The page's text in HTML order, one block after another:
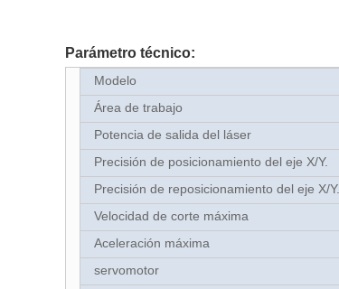
Parámetro técnico:
Modelo
Área de trabajo
Potencia de salida del láser
Precisión de posicionamiento del eje X/Y.
Precisión de reposicionamiento del eje X/Y.
Velocidad de corte máxima
Aceleración máxima
servomotor